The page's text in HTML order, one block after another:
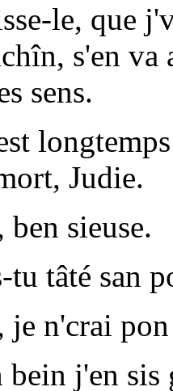
le, que
s'en va
sens.
Judie.
sieuse.
tâté san
pon
j'en sis